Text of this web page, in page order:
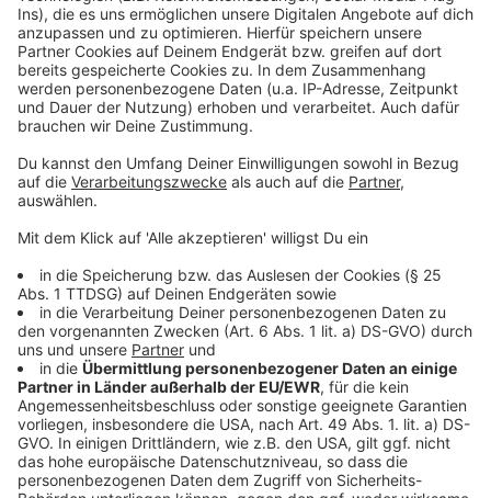
Anzeige
Weitere Meldungen aus Leverkusen
Anzeige
Arabischer Konzern soll Leverkusener Covestro
DKMS-Aktion für siebenjährigen Josef aus Leverkusen
Gastronomie in Leverkusen braucht mehr Gäste und
Personal
Anzeige